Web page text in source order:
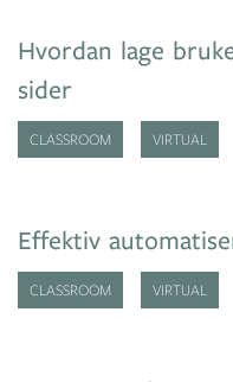
Hvordan lage
sider
CLASSROOM VIRTUAL
Effektiv
CLASSROOM VIRTUAL